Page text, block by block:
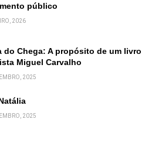
público
2026
do Chega: A propósito de um livro
Miguel Carvalho
2025
2025